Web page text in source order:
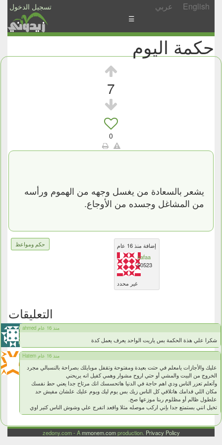
تسجيل الدخول عربي English
الأخبار
الأسئلة
☰
حكمة اليوم
7
0
يشعر بالسعادة من يغسل وجهه من الهموم ورأسه
من المشاغل وجسده من الأوجاع.
حكم ومواعظ
إضافة منذ 16 عام
safaa
50523
غير محدد
التعليقات
ahmed منذ 16 عام
شكرا علي هذة الحكمة بس ياريت الواحد يعرف يعمل كدة
Hatem منذ 16 عام
عليك والأجازات يامعلم في حتت بعيدة ومفتوحة وتقفل موبايلك بصراحة بالنسبالي مجرد
الخروج من البيت والمشي أو حتي اروح مشوار وهمي كفيل انه يريحني
وآتعلم تعزر الناس ودي اهم حاجة في الدنيا هاتحسسك انك مرتاح جدا يعني حط نفسك
مكان اللي قدامك هاتلاقي كل الناس زيك بس يوم ليك ويوم عليك علشان مفيش حد
علطول ظالم أو مظلوم ربنا موزعها صح.
تخيل انني بستمتع جدا بإني اركب موصله مثلا واقعد اتفرج علي وشوش الناس كتير اوي
zedony.com - Ammonem.comproduction. Privacy Policy